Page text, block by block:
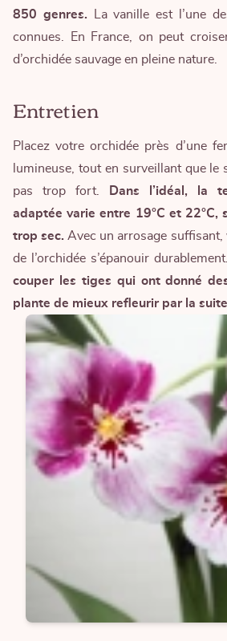
850 genres. La vanille est l’une
connues. En France, on peut
d’orchidée sauvage en pleine nature.
Entretien
Placez votre orchidée près d’une
lumineuse, tout en surveillant que le
pas trop fort.
Dans l’idéal, la
adaptée varie entre 19°C et 22°C,
trop sec. Avec un arrosage suffisant,
de l’orchidée s’épanouir durablement.
couper les tiges qui ont donné
plante de mieux refleurir par la